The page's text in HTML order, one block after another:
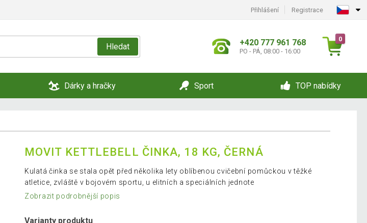
Přihlášení Registrace
Hledat +420 777 961 768
PO - PÁ, 08:00 - 16:00
0
Dárky a hračky Sport TOP nabídky
MOVIT KETTLEBELL ČINKA, 18 KG, ČERNÁ
Kulatá činka se stala opět před několika lety oblíbenou cvičební pomůckou v těžké
atletice, zvláště v bojovém sportu, u elitních a speciálních jednote
Zobrazit podrobnější popis
Varianty produktu